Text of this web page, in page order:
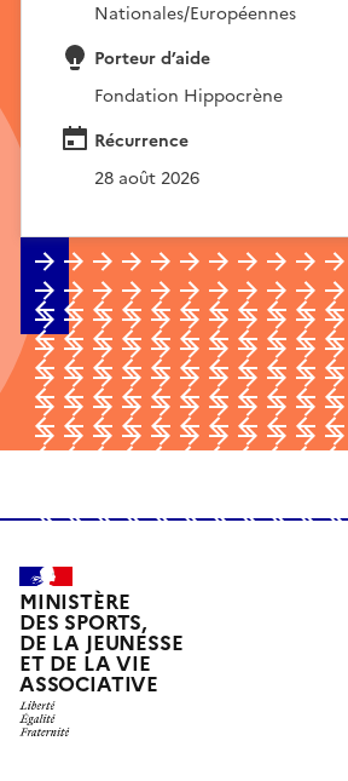
Nationales/Européennes
Porteur d’aide
Fondation Hippocrène
Récurrence
28 août 2026
MINISTÈRE
DES SPORTS,
DE LA JEUNESSE
ET DE LA VIE
ASSOCIATIVE